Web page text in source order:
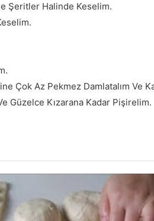
Şeritler Halinde Keselim.
Çok Az Pekmez Damlatalım Ve
Güzelce Kızarana Kadar Pişirelim.